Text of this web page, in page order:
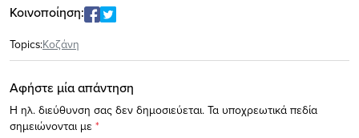
Κοινοποίηση:
Topics:Κοζάνη
Αφήστε μία απάντηση
Η ηλ. διεύθυνση σας δεν δημοσιεύεται. Τα υποχρεωτικά πεδία
σημειώνονται με *